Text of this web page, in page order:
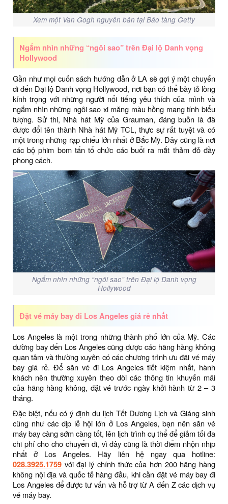
Xem một Van Gogh nguyên bản tại Bảo tàng Getty
Ngắm nhìn những “ngôi sao” trên Đại lộ Danh vọng
Hollywood
Gần như mọi cuốn sách hướng dẫn ở LA sẽ gợi ý một chuyến
đi đến Đại lộ Danh vọng Hollywood, nơi bạn có thể bày tỏ lòng
kính trọng với những người nổi tiếng yêu thích của mình và
ngắm nhìn những ngôi sao xi măng màu hồng mang tính biểu
tượng. Sử thi, Nhà hát Mỹ của Grauman, đáng buồn là đã
được đổi tên thành Nhà hát Mỹ TCL, thực sự rất tuyệt và có
một trong những rạp chiếu lớn nhất ở Bắc Mỹ. Đây cũng là nơi
các bộ phim bom tấn tổ chức các buổi ra mắt thảm đỏ đầy
phong cách.
Ngắm nhìn những “ngôi sao” trên Đại lộ Danh vọng
Hollywood
Đặt vé máy bay đi Los Angeles giá rẻ nhất
Los Angeles là một trong những thành phố lớn của Mỹ. Các
đường bay đến Los Angeles cũng được các hãng hàng không
quan tâm và thường xuyên có các chương trình ưu đãi vé máy
bay giá rẻ. Để săn vé đi Los Angeles tiết kiệm nhất, hành
khách nên thường xuyên theo dõi các thông tin khuyến mãi
của hãng hàng không, đặt vé trước ngày khởi hành từ 2 – 3
tháng.
Đặc biệt, nếu có ý định du lịch Tết Dương Lịch và Giáng sinh
cũng như các dịp lễ hội lớn ở Los Angeles, bạn nên săn vé
máy bay càng sớm càng tốt, lên lịch trình cụ thể để giảm tối đa
chi phí cho cho chuyến đi, vì đây cũng là thời điểm nhộn nhịp
nhất ở Los Angeles. Hãy liên hệ ngay qua hotline:
028.3925.1759 với đại lý chính thức của hơn 200 hãng hàng
không nội địa và quốc tế hàng đầu, khi cần đặt vé máy bay đi
Los Angeles để được tư vấn và hỗ trợ từ A đến Z các dịch vụ
vé máy bay.